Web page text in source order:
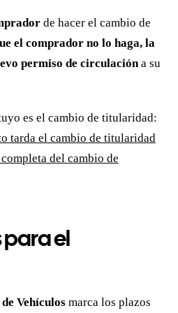
de hacer el cambio de
el comprador no lo haga, la
permiso de circulacióna su
es el cambio de titularidad:
tarda el cambio de titularidad
del cambio de
para el
Vehículos marca los plazos